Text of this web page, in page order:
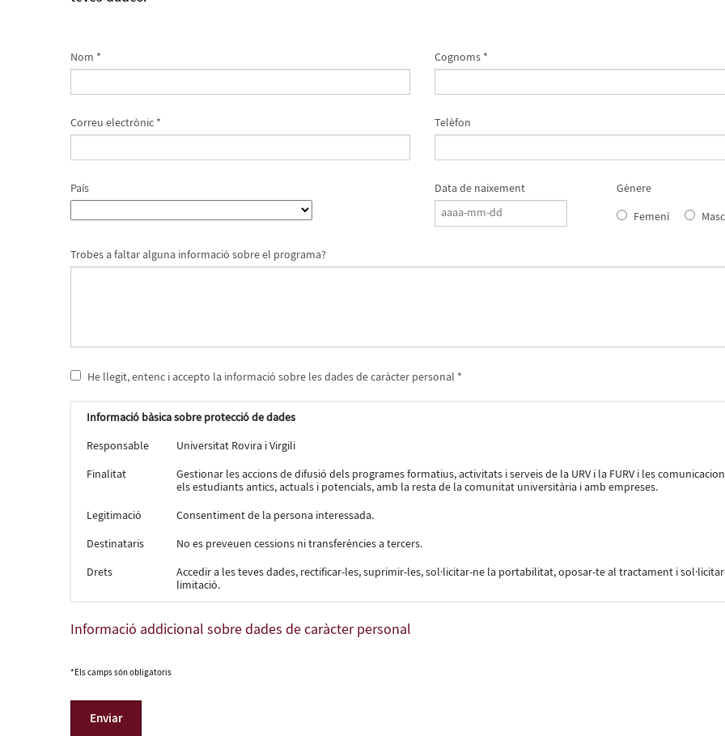
Nom * Cognoms *
Correu electrònic * Telèfon
País Data de naixement
Gènere
Femení
Trobes a faltar alguna informació sobre el programa?
He llegit, entenc i accepto la informació sobre les dades de caràcter personal *
Informació bàsica sobre protecció de dades
Responsable
Universitat Rovira i Virgili
Finalitat
Gestionar les accions de difusió dels programes formatius, activitats i serveis de la URV i la FURV i les
els estudiants antics, actuals i potencials, amb la resta de la comunitat universitària i amb empreses.
Legitimació
Consentiment de la persona interessada.
Destinataris
No es preveuen cessions ni transferències a tercers.
Drets
Accedir a les teves dades, rectificar-les, suprimir-les, sol·licitar-ne la portabilitat, oposar-te al tractament i
limitació.
Informació addicional sobre dades de caràcter personal
*Els camps són obligatoris